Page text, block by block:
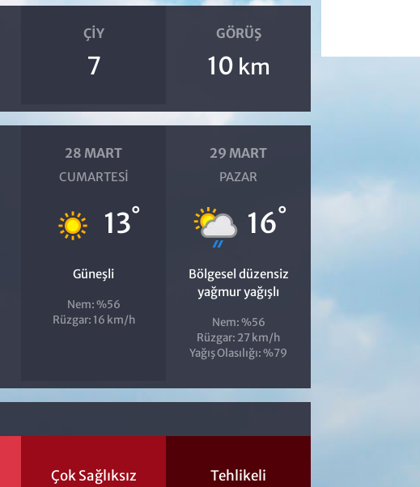
ÇIY
7
GÖRÜŞ
10 km
28 MART
CUMARTESI
13°
Güneşli
Nem: %56
Rüzgar: 16 km/h
29 MART
PAZAR
16°
Bölgesel düzensiz
yağmur yağışlı
Nem: %56
Rüzgar: 27 km/h
Yağış Olasılığı: %79
Çok Sağlıksız Tehlikeli